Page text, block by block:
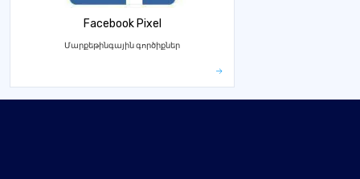
Facebook Pixel
Մարքեթինգային գործիքներ